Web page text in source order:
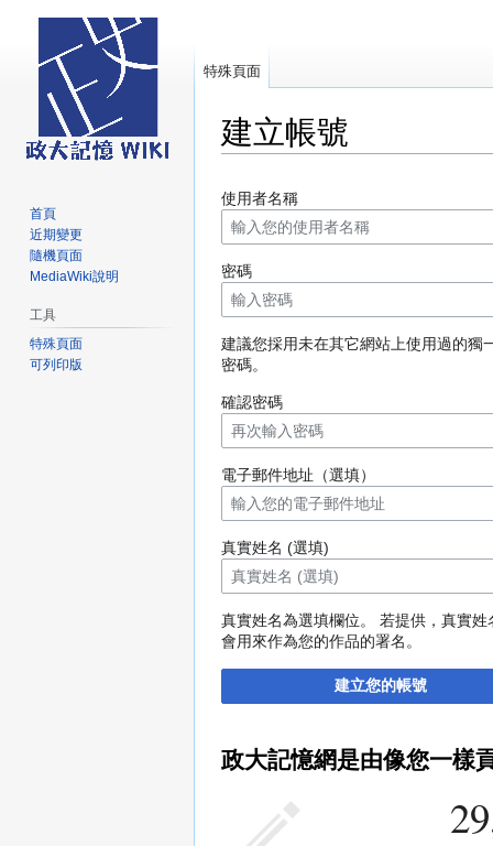
建立帳號
至
導
至
搜
使用者名稱
密碼
建議您採用未在其它網站上使用過的獨
密碼。
確認密碼
電子郵件地址（選填）
真實姓名 (選填)
真實姓名為選填欄位。 若提供，真實姓
會用來作為您的作品的署名。
建立您的帳號
政大記憶網是由像您一樣
特殊頁面
首頁
近期變更
隨機頁面
MediaWiki說明
工具
特殊頁面
可列印版